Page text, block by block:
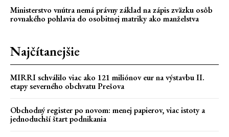
Ministerstvo vnútra nemá právny základ na zápis zväzku osôb
rovnakého pohlavia do osobitnej matriky ako manželstva
Najčítanejšie
MIRRI schválilo viac ako 121 miliónov eur na výstavbu II.
etapy severného obchvatu Prešova
Obchodný register po novom: menej papierov, viac istoty a
jednoduchší štart podnikania